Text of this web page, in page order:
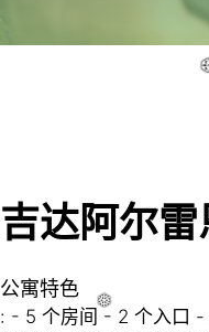
吉达阿尔
公寓特色
: - 5 个房间 - 2 个入口